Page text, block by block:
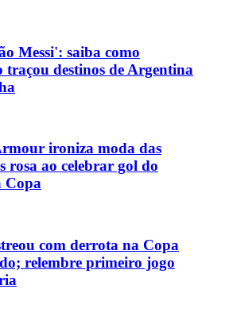
Messi': saiba como
traçou destinos de Argentina
ironiza moda das
rosa ao celebrar gol do
Copa
com derrota na Copa
relembre primeiro jogo